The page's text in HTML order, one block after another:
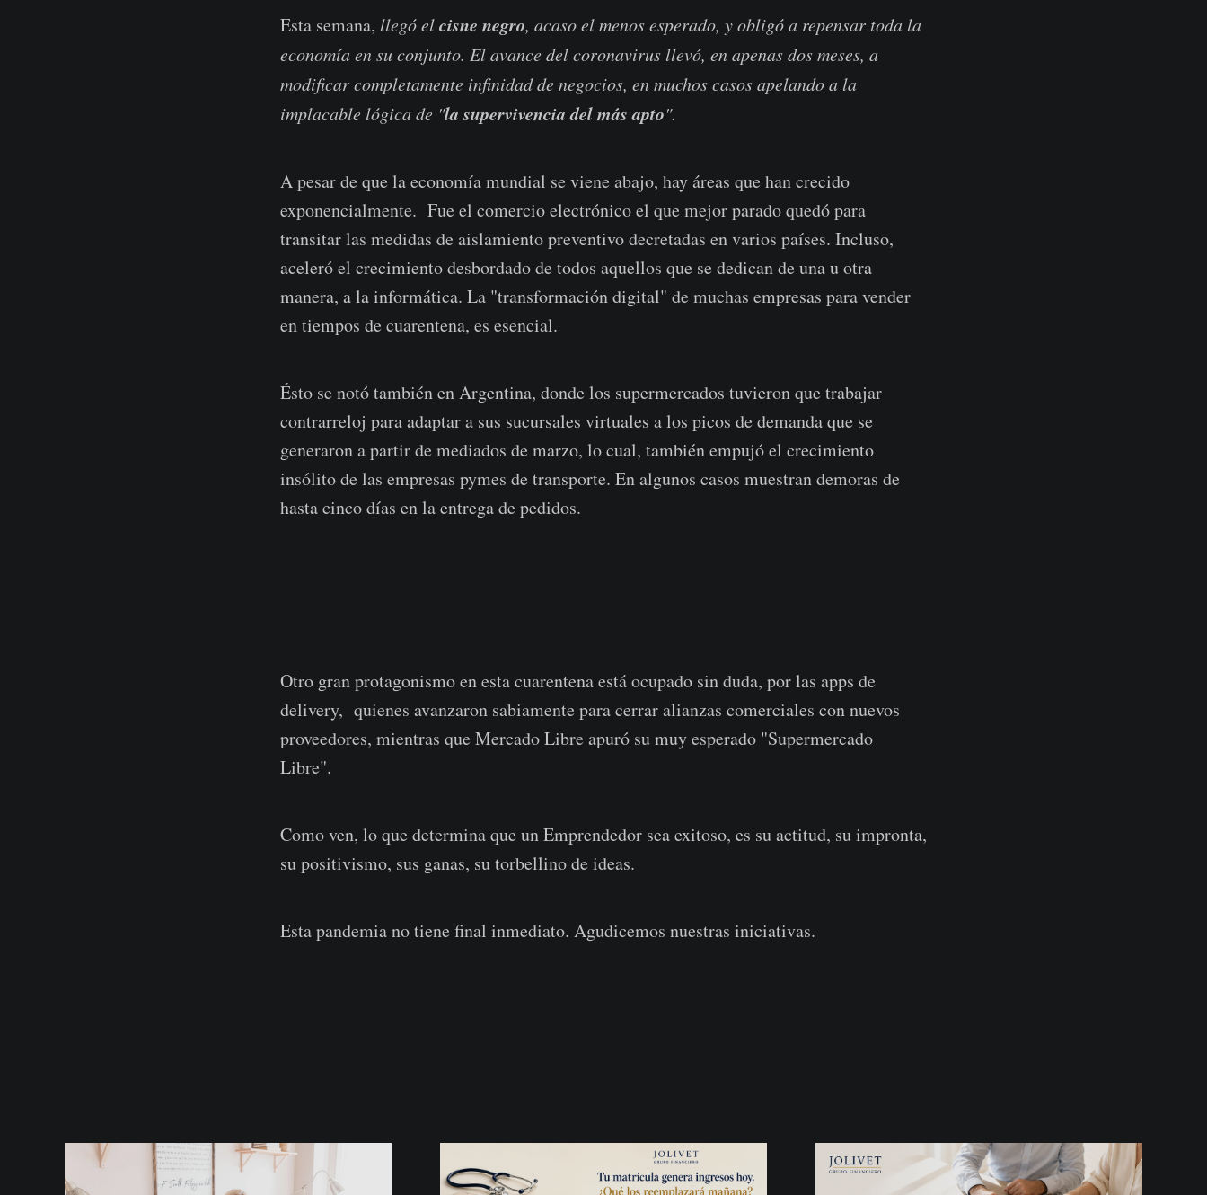
Esta semana, llegó elcisne negro, acaso el menos esperado, y obligó a repensar toda la
economía en su conjunto. El avance del coronavirus llevó, en apenas dos meses, a
modificar completamente infinidad de negocios, en muchos casos apelando a la
implacable lógica de "la supervivencia del más apto".
A pesar de que la economía mundial se viene abajo, hay áreas que han crecido
exponencialmente. Fue el comercio electrónico el que mejor parado quedó para
transitar las medidas de aislamiento preventivo decretadas en varios países. Incluso,
aceleró el crecimiento desbordado de todos aquellos que se dedican de una u otra
manera, a la informática. La "transformación digital" de muchas empresas para vender
en tiempos de cuarentena, es esencial.
Ésto se notó también en Argentina, donde los supermercados tuvieron que trabajar
contrarreloj paraadaptar a sus sucursales virtuales a los picos de demanda que se
generaron a partir de mediados de marzo, lo cual, también empujó el crecimiento
insólito de las empresas pymes de transporte. En algunos casos muestran demoras de
hasta cinco días en la entrega de pedidos.
Otro gran protagonismo en esta cuarentena está ocupado sin duda, por las apps de
delivery, quienes avanzaron sabiamente para cerrar alianzas comerciales con nuevos
proveedores, mientras que Mercado Libre apuró su muy esperado "Supermercado
Libre".
Como ven, lo que determina que un Emprendedor sea exitoso, es su actitud, su impronta,
su positivismo, sus ganas, su torbellino de ideas.
Esta pandemia no tiene final inmediato. Agudicemos nuestras iniciativas.